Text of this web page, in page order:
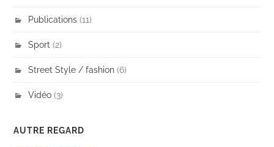
Publications (11)
Sport (2)
Street Style / fashion (6)
Vidéo (3)
AUTRE REGARD